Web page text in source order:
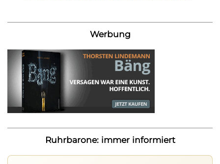
Werbung
Ruhrbarone: immer informiert